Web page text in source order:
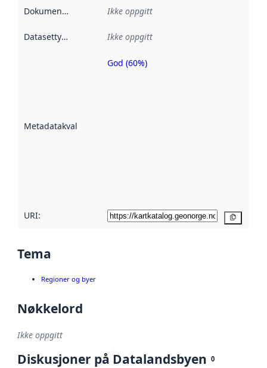
Dokumentasjon Ikke oppgitt
Datasettype Ikke oppgitt
Metadatakvalitet
Metadatakvalitet
God (60%)
URI:
Tema
Regioner og byer
Nøkkelord
Ikke oppgitt
Diskusjoner på Datalandsbyen 0